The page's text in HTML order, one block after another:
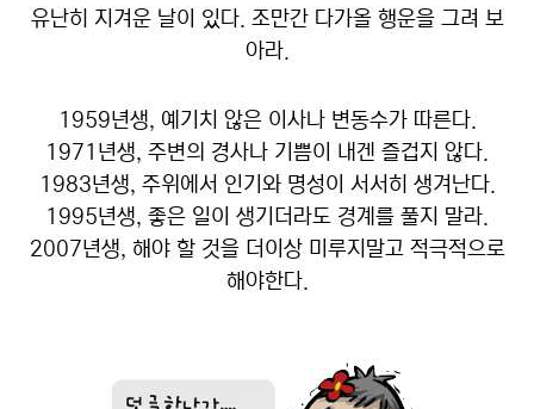
유난히 지겨운 날이 있다. 조만간 다가올 행운을 그려 보
아라.
1959년생, 예기치 않은 이사나 변동수가 따른다.
1971년생, 주변의 경사나 기쁨이 내겐 즐겁지 않다.
1983년생, 주위에서 인기와 명성이 서서히 생겨난다.
1995년생, 좋은 일이 생기더라도 경계를 풀지 말라.
2007년생, 해야 할 것을 더이상 미루지말고 적극적으로
해야한다.